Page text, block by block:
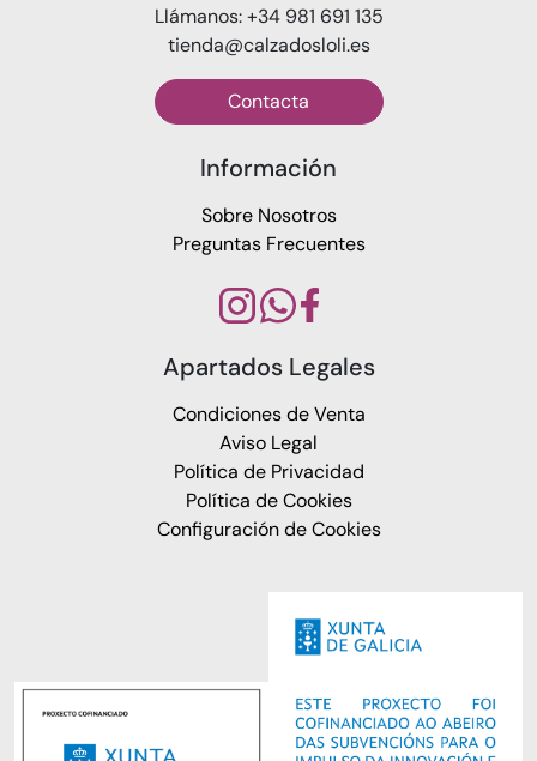
Llámanos: +34 981 691 135
tienda@calzadosloli.es
Contacta
Información
Sobre Nosotros
Preguntas Frecuentes
Apartados Legales
Condiciones de Venta
Aviso Legal
Política de Privacidad
Política de Cookies
Configuración de Cookies